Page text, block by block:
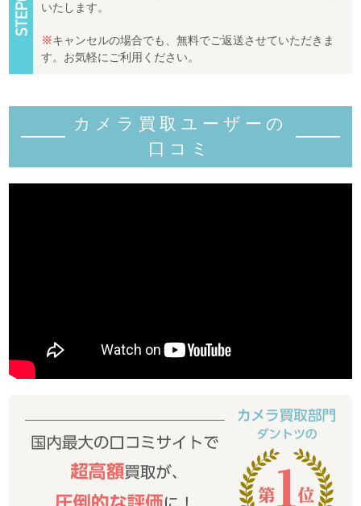
いたします。
※キャンセルの場合でも、無料でご返送させていただきま
す。お気軽にご利用ください。
カメラ買取ユーザーの
口コミ